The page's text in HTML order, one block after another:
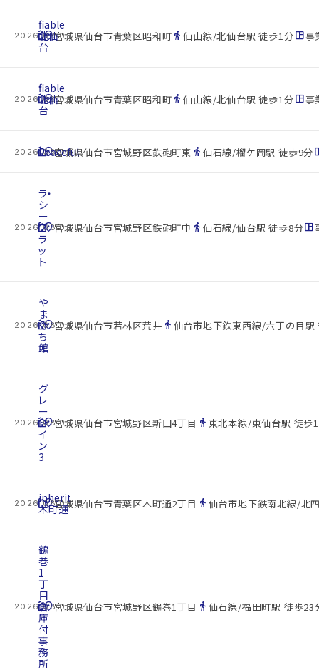
2026.08.08
cottage
fiable
北仙
台
location_on宮城県仙台市青葉区昭和町 directions_walk仙山線/北仙台駅 徒歩1分space_dashboard事
2026.08.08
cottage
fiable
北仙
台
location_on宮城県仙台市青葉区昭和町 directions_walk仙山線/北仙台駅 徒歩1分space_dashboard事
2026.08.08
cottage
Peaceful
location_on宮城県仙台市宮城野区鉄砲町東 directions_walk 仙石線/榴ケ岡駅 徒歩9分
2026.08.08
cottage
ラ・
シ
ー
プ
ラ
ッ
ト
location_on宮城県仙台市宮城野区鉄砲町中 directions_walk 仙石線/仙台駅 徒歩8分space_dashboard
2026.08.08
cottage
や
ま
ぐ
ち
館
location_on宮城県仙台市若林区荒井 directions_walk 仙台市地下鉄東西線/六丁の目駅
2026.08.08
cottage
グ
レ
ー
ト
イ
ン
3
location_on宮城県仙台市宮城野区新田4丁目 directions_walk 東北本線/東仙台駅 徒歩
2026.08.08
cottage
inherit
木町通
location_on宮城県仙台市青葉区木町通2丁目 directions_walk 仙台市地下鉄南北線/北
2026.08.08
cottage
鶴
巻
1
丁
目
倉
庫
付
事
務
所
location_on宮城県仙台市宮城野区鶴巻1丁目 directions_walk 仙石線/福田町駅 徒歩23